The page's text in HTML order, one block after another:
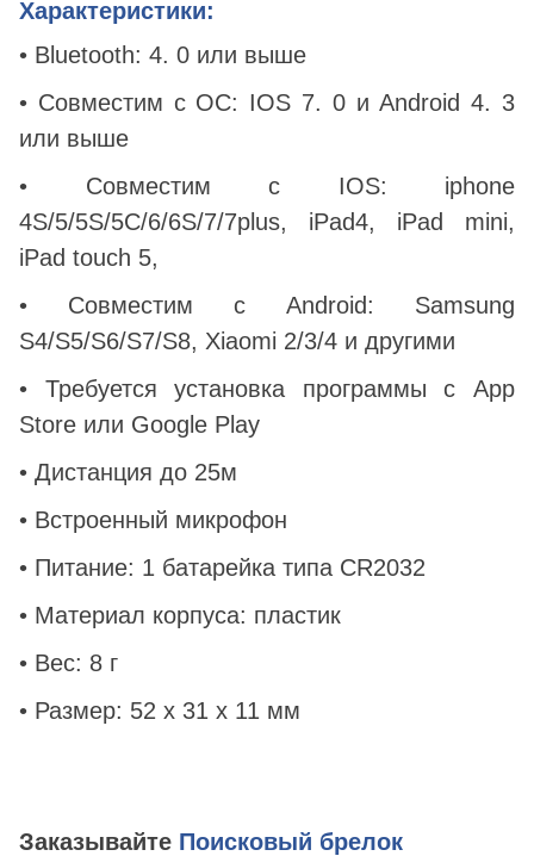
Характеристики:
• Bluetooth: 4. 0 или выше
• Совместим с ОС: IOS 7. 0 и Android 4. 3
или выше
• Совместим с IOS: iphone
4S/5/5S/5C/6/6S/7/7plus, iPad4, iPad mini,
iPad touch 5,
• Совместим с Android: Samsung
S4/S5/S6/S7/S8, Xiaomi 2/3/4 и другими
• Требуется установка программы с App
Store или Google Play
• Дистанция до 25м
• Встроенный микрофон
• Питание: 1 батарейка типа CR2032
• Материал корпуса: пластик
• Вес: 8 г
• Размер: 52 x 31 x 11 мм
Заказывайте Поисковый брелок